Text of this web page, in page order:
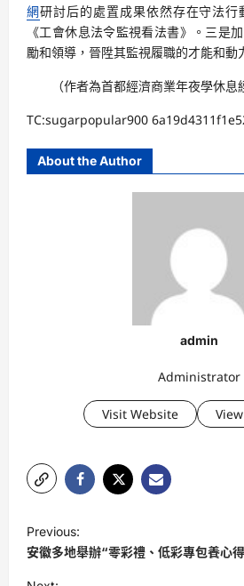
網研討后的處置成果依然存在守法行
《工會休息法令監視看法書》。三是
勵和領導，晉陞其監視履職的才能和動
（作者為首都經濟商業年夜學休息
TC:sugarpopular900
About the Author
admin
Administrator
Visit Website
o
s
Previous:
安徽多地舉辦“零彩禮、低彩專包養心